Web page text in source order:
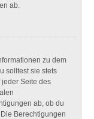
ab.
zu dem
solltest sie stets
Seite des
ab, ob du
Berechtigungen